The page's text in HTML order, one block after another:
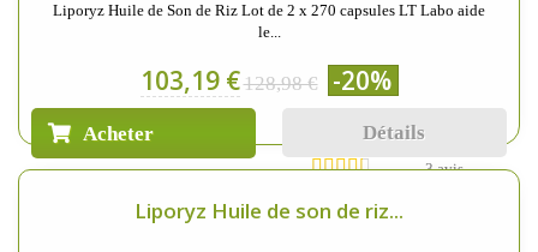
Liporyz Huile de Son de Riz Lot de 2 x 270 capsules LT Labo aide
le...
103,19 €128,98 € -20%
Acheter Détails
3 avis
Liporyz Huile de son de riz...